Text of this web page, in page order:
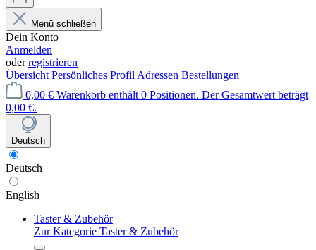
Menü schließen
Dein Konto
Anmelden
oderregistrieren
Übersicht Persönliches Profil Adressen Bestellungen
0,00 € Warenkorb enthält 0 Positionen. Der Gesamtwert beträgt
0,00 €.
Deutsch
Deutsch
English
Taster & Zubehör
Zur Kategorie Taster & Zubehör